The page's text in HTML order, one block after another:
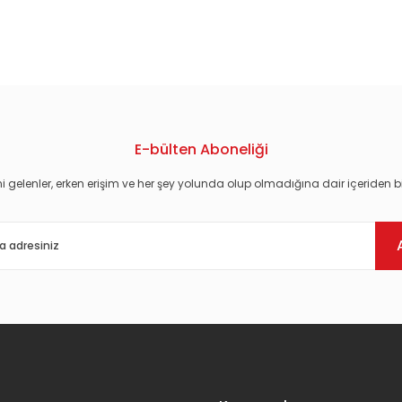
E-bülten Aboneliği
gelenler, erken erişim ve her şey yolunda olup olmadığına dair içeriden